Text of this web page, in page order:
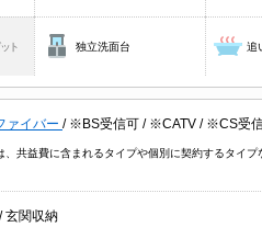
ト 独立洗面台 追
ァイバー / ※BS受信可 / ※CATV / ※CS受
共益費に含まれるタイプや個別に契約するタイプ
/玄関収納